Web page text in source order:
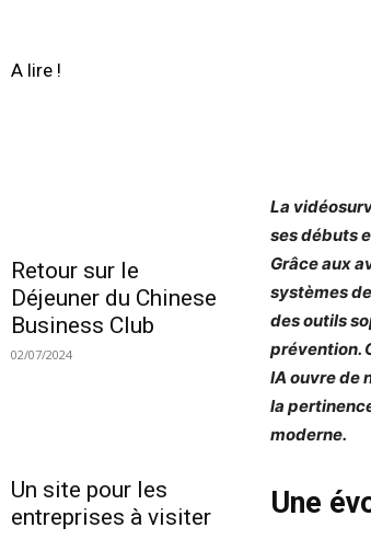
A lire !
Retour sur le
Déjeuner du Chinese
Business Club
02/07/2024
Un site pour les
entreprises à visiter
La
ses débuts
Grâce aux
systèmes
des outils
prévention.
IA ouvre de
la
moderne.
Une